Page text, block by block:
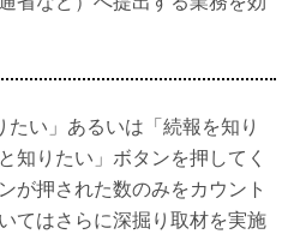
い」あるいは「続報を知り
知りたい」ボタンを押してく
が押された数のみをカウント
てはさらに深掘り取材を実施